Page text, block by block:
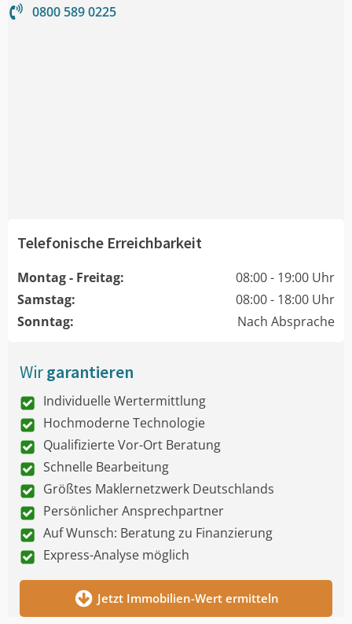
0800 589 0225
Telefonische Erreichbarkeit
Montag - Freitag:
08:00 - 19:00 Uhr
Samstag:
08:00 - 18:00 Uhr
Sonntag:
Nach Absprache
Wirgarantieren
Individuelle Wertermittlung
Hochmoderne Technologie
Qualifizierte Vor-Ort Beratung
Schnelle Bearbeitung
Größtes Maklernetzwerk Deutschlands
Persönlicher Ansprechpartner
Auf Wunsch: Beratung zu Finanzierung
Express-Analyse möglich
Jetzt Immobilien-Wert ermitteln